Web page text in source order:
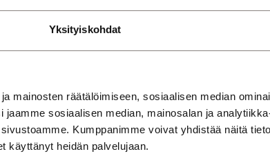
Yksityiskohdat
mainosten räätälöimiseen, sosiaalisen median
sosiaalisen median, mainosalan ja
Kumppanimme voivat yhdistää näitä
käyttänyt heidän palvelujaan.
autoosi sopivat ja
kesä- ja talvirenkaat. Tarjoamme
kausisäilytyksen sekä muut